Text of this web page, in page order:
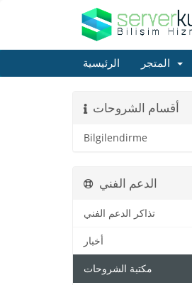
الرئيسية
أقسام الشروحات
Bilgilendirme
الدعم الفني
تذاكر الدعم الفني
أخبار
مكتبة الشروحات